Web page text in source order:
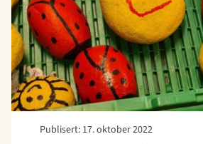
Publisert: 17. oktober 2022